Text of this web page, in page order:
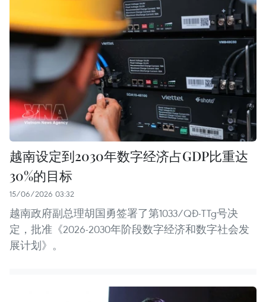
越南设定到2030年数字经济占GDP比重达
30%的目标
15/06/2026 03:32
越南政府副总理胡国勇签署了第1033/QĐ-TTg号决
定，批准《2026-2030年阶段数字经济和数字社会发
展计划》。